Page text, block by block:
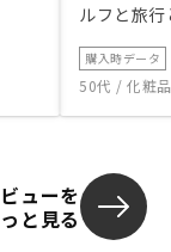
ルフと旅
購入時データ
50代 / 化粧
ューを
と見る